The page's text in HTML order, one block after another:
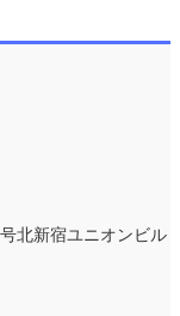
北新宿ユニオンビル